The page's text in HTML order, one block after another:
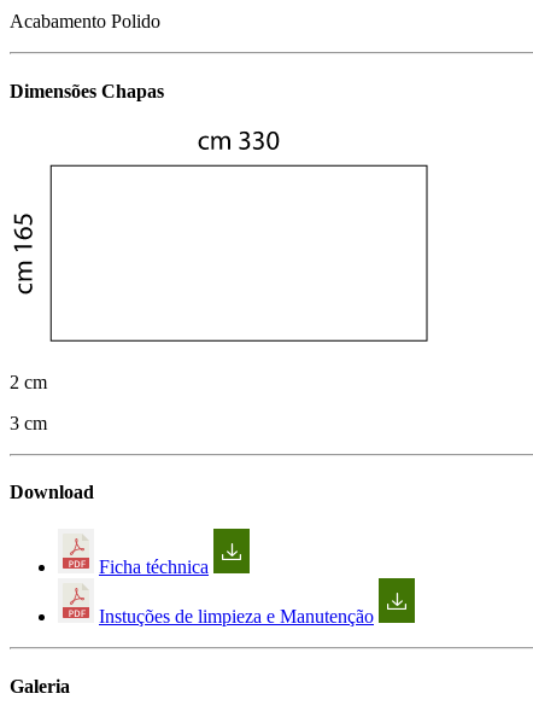
Acabamento Polido
Dimensões Chapas
2 cm
3 cm
Download
Ficha téchnica
Instuções de limpieza e Manutenção
Galeria